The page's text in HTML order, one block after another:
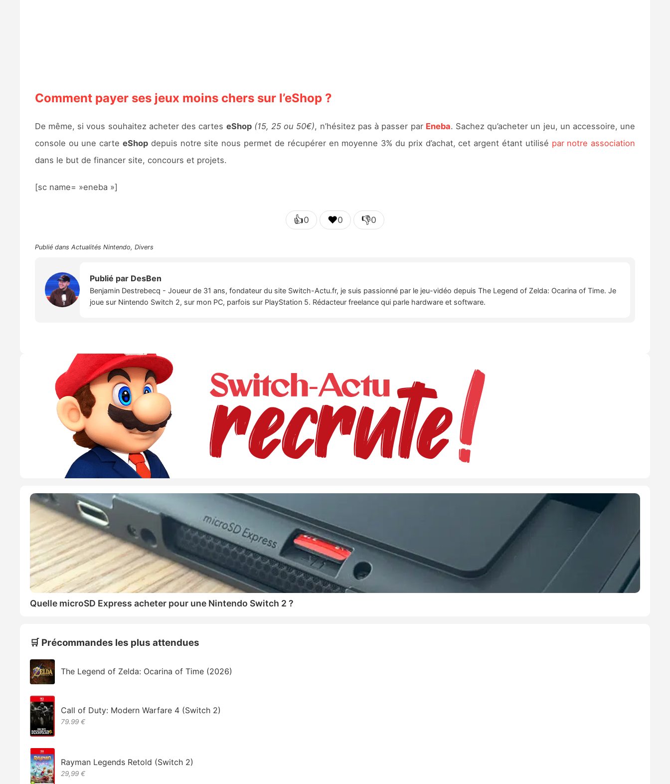
Comment payer ses jeux moins chers sur l’eShop ?
De même, si vous souhaitez acheter des cartes eShop (15, 25 ou 50€), n’hésitez pas à passer par Eneba. Sachez qu’acheter un jeu, un accessoire, une
console ou une carte eShopdepuis notre site nous permet de récupérer en moyenne 3% du prix d’achat, cet argent étant utilisé par notre association
dans le but de financer site, concours et projets.
[sc name= »eneba »]
👍0 ❤️0 👎0
Publié dans Actualités Nintendo, Divers
Publié par DesBen
Benjamin Destrebecq - Joueur de 31 ans, fondateur du site Switch-Actu.fr, je suis passionné par le jeu-vidéo depuis The Legend of Zelda: Ocarina of Time. Je
joue sur Nintendo Switch 2, sur mon PC, parfois sur PlayStation 5. Rédacteur freelance qui parle hardware et software.
Quelle microSD Express acheter pour une Nintendo Switch 2 ?
🛒 Précommandes les plus attendues
The Legend of Zelda: Ocarina of Time (2026)
Call of Duty: Modern Warfare 4 (Switch 2)
79.99 €
Rayman Legends Retold (Switch 2)
29,99 €